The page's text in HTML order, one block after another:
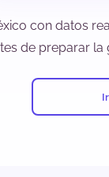
con datos
de preparar